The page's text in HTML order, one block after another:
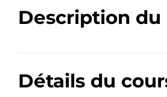
Description du
Détails du